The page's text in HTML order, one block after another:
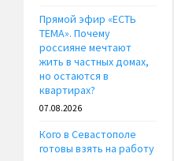
Прямой эфир «ЕСТЬ
ТЕМА». Почему
россияне мечтают
жить в частных домах,
но остаются в
квартирах?
07.08.2026
Кого в Севастополе
готовы взять на работу